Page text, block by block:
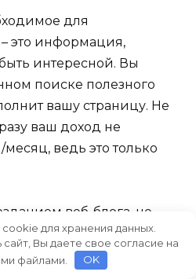
для
– это информация,
интересной. Вы
поиске полезного
вашу страницу. Не
ваш доход не
ведь это только
веб-блога, не
получения
заняты тем, как
cookie для хранения данных.
Вы даете свое согласие на
файлами.
OK